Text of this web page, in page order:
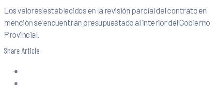
Los valores establecidos en la revisión parcial del contrato en
mención se encuentran presupuestado al interior del Gobierno
Provincial.
Share Article